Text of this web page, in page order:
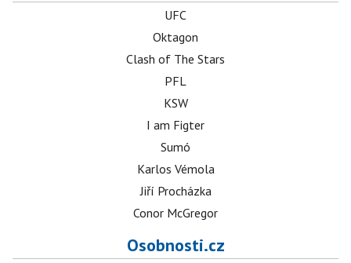
UFC
Oktagon
Clash of The Stars
PFL
KSW
I am Figter
Sumó
Karlos Vémola
Jiří Procházka
Conor McGregor
Osobnosti.cz